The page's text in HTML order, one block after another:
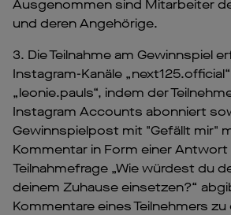
Ausgenommen sind Mitarbeiter
und deren Angehörige.
3. Die Teilnahme am Gewinnspiel
Instagram-Kanäle
„leonie.pauls“, indem der
Instagram Accounts abonniert
Gewinnspielpost mit "Gefällt mir"
Kommentar in Form einer Antwort
Teilnahmefrage „Wie würdest du
deinem Zuhause einsetzen?“
Kommentare eines Teilnehmers zu